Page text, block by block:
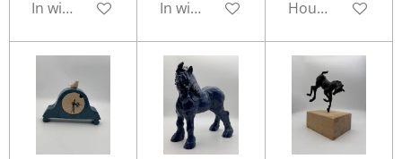
In winkelwagen In winkelwagen Houd mij op de